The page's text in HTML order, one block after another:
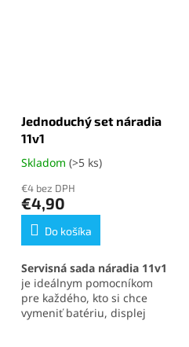
Jednoduchý set náradia
11v1
Priemerné
produktu
je
5,0
hviezdičiek.
Skladom (>5 ks)
€4 bez DPH
€4,90
Do košíka
Servisná sada náradia 11v1
je ideálnym pomocníkom
pre každého, kto si chce
vymeniť batériu, displej